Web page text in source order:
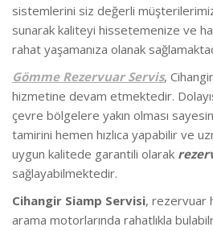
sistemlerini siz değerli
sunarak kaliteyi hissetemenize ve
rahat yaşamanıza olanak
Gömme Rezervuar Servis,
hizmetine devam etmektedir.
çevre bölgelere yakın olması
tamirini hemen hızlıca yapabilir ve
uygun kalitede garantili olarak
sağlayabilmektedir.
Cihangir Siamp Servisi, rezervuar
arama motorlarında rahatlıkla